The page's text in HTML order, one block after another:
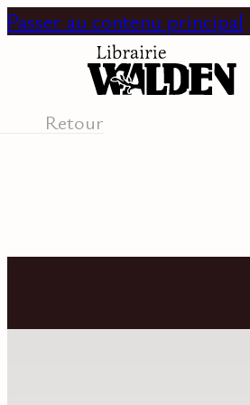
Passer au contenu principal
Retour